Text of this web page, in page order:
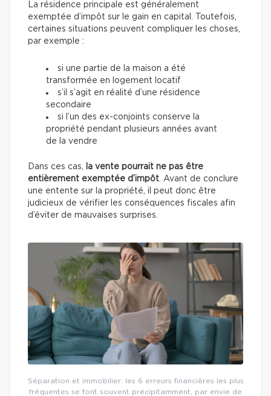
La résidence principale est généralement
exemptée d’impôt sur le gain en capital. Toutefois,
certaines situations peuvent compliquer les choses,
par exemple :
si une partie de la maison a été
transformée en logement locatif
s’il s’agit en réalité d’une résidence
secondaire
si l’un des ex-conjoints conserve la
propriété pendant plusieurs années avant
de la vendre
Dans ces cas,
la vente pourrait ne pas être
entièrement exemptée d’impôt. Avant de conclure
une entente sur la propriété, il peut donc être
judicieux de vérifier les conséquences fiscales afin
d’éviter de mauvaises surprises.
Séparation et immobilier: les 6 erreurs financières les plus
fréquentes se font souvent précipitamment, par envie de